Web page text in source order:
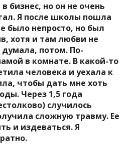
но он не очень
Я после школы пошла
было непросто, но был
хотя и там любви не
думала, потом. По-
в комнате. В какой-то
человека и уехала к
чтобы дать мне хоть
Через 1,5 года
случилось
сложную травму. Ее
и издеваться. Я